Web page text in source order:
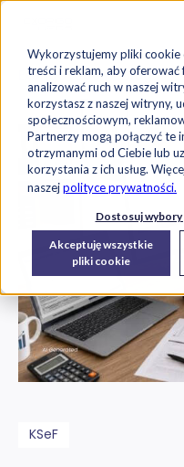
Wykorzystujemy pliki cookie
treści i reklam, aby oferować
analizować ruch w naszej
korzystasz z naszej witryny,
społecznościowym,
Partnerzy mogą połączyć te
otrzymanymi od Ciebie lub
korzystania z ich usług.
naszejpolityce prywatności.
Dostosuj
Akceptuję wszystkie
pliki cookie
Kategoria:
Exorigo-Upos Blog
KSeF